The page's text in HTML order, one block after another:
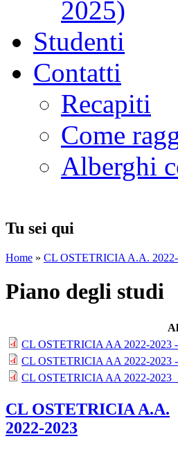
2025)
Studenti
Contatti
Recapiti
Come
Alberghi
Tu sei qui
Home » CL OSTETRICIA A.A.
Piano degli studi
CL OSTETRICIA AA 2022-2023
CL OSTETRICIA AA 2022-
CL OSTETRICIA AA 2022-
CL OSTETRICIA A.A.
2022-2023